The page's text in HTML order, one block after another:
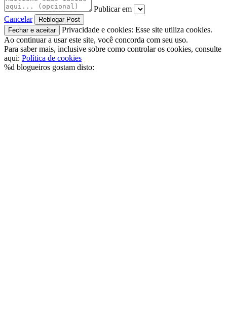
Publicar em
Cancelar
Privacidade e cookies: Esse site utiliza cookies.
Ao continuar a usar este site, você concorda com seu uso.
Para saber mais, inclusive sobre como controlar os cookies, consulte
aqui: Política de cookies
%d blogueiros gostam disto: